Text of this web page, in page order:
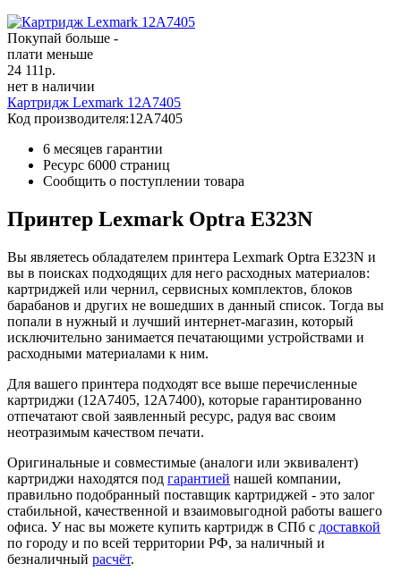
Покупай больше -
плати меньше
24 111р.
нет в наличии
Картридж Lexmark 12A7405
Код производителя:12A7405
6 месяцев гарантии
Ресурс 6000 страниц
Сообщить о поступлении товара
Принтер Lexmark Optra E323N
Вы являетесь обладателем принтера Lexmark Optra E323N и
вы в поисках подходящих для него расходных материалов:
картриджей или чернил, сервисных комплектов, блоков
барабанов и других не вошедших в данный список. Тогда вы
попали в нужный и лучший интернет-магазин, который
исключительно занимается печатающими устройствами и
расходными материалами к ним.
Для вашего принтера подходят все выше перечисленные
картриджи (12A7405, 12A7400), которые гарантированно
отпечатают свой заявленный ресурс, радуя вас своим
неотразимым качеством печати.
Оригинальные и совместимые (аналоги или эквивалент)
картриджи находятся под гарантией нашей компании,
правильно подобранный поставщик картриджей - это залог
стабильной, качественной и взаимовыгодной работы вашего
офиса. У нас вы можете купить картридж в СПб с доставкой
по городу и по всей территории РФ, за наличный и
безналичный расчёт.